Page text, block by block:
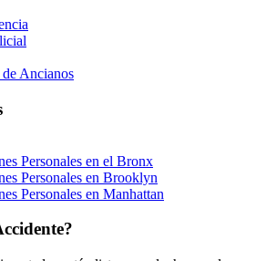
Ancianos
Personales en el Bronx
Personales en Brooklyn
Personales en Manhattan